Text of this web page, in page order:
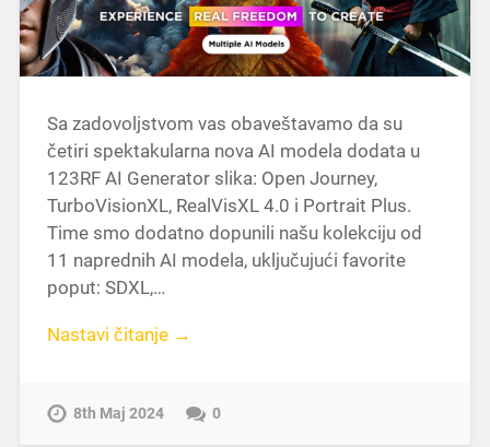
Sa zadovoljstvom vas obaveštavamo da su
četiri spektakularna nova AI modela dodata u
123RF AI Generator slika: Open Journey,
TurboVisionXL, RealVisXL 4.0 i Portrait Plus.
Time smo dodatno dopunili našu kolekciju od
11 naprednih AI modela, uključujući favorite
poput: SDXL,…
Nastavi čitanje →
8th Maj 2024 0